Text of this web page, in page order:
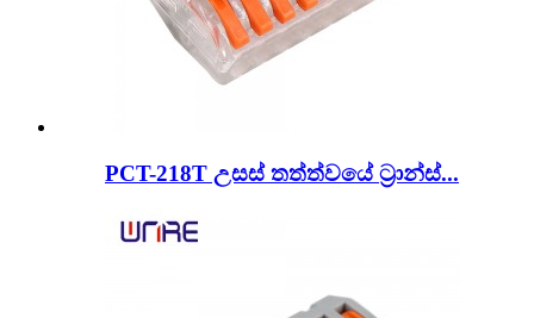
PCT-218T උසස් තත්ත්වයේ ට්‍රාන්ස්...